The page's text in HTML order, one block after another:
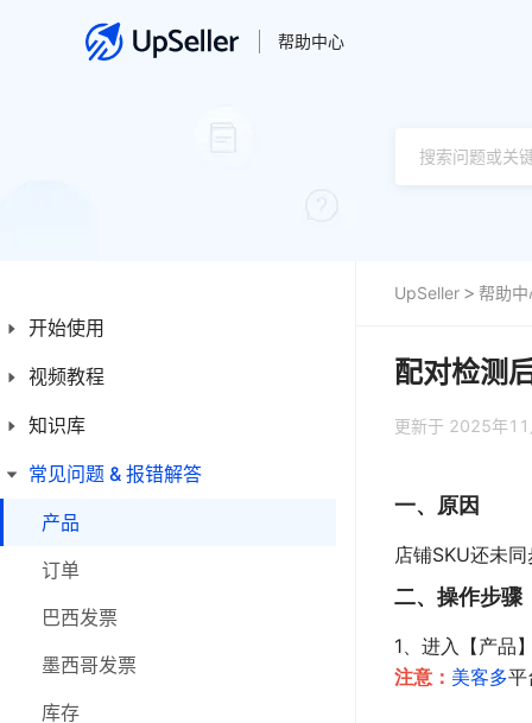
帮助中心
开始使用
新手入门指南
新手操作指引
平台简介
视频教程
产品
订单
发票
库存
客服
数据
财务
知识库
首页
产品
订单
巴西发票
墨西哥发票
采购
常见问题 & 报错解答
产品
订单
巴西发票
墨西哥发票
库存
UpSeller 帮助中
配对检测
更新于 2025年
一、原因
店铺SKU还未
二、操作步骤
1、进入【产品
注意： 美客多平